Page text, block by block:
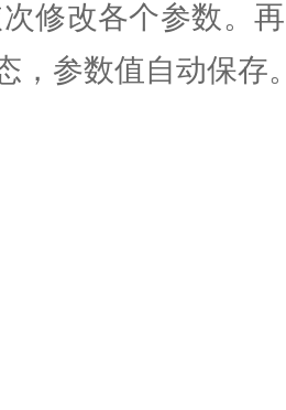
修改各个参数。
，参数值自动保存